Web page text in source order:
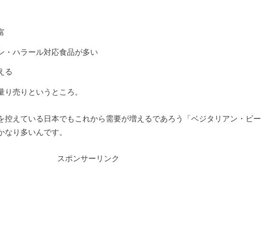
・ハラール対応食品が多い
る
売りというところ。
控えている日本でもこれから需要が増えるであろう「ベジタリアン・ビー
り多いんです。
スポンサーリンク